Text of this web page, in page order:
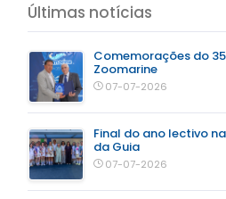
Últimas notícias
Comemorações do
Zoomarine
07-07-2026
Final do ano lectivo
da Guia
07-07-2026